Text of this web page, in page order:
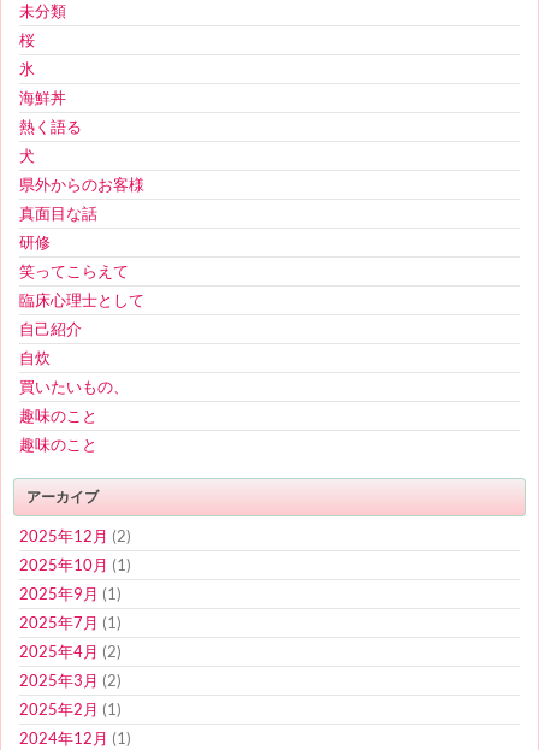
未分類
桜
氷
海鮮丼
熱く語る
犬
県外からのお客様
真面目な話
研修
笑ってこらえて
臨床心理士として
自己紹介
自炊
買いたいもの、
趣味のこと
趣味のこと
アーカイブ
2025年12月 (2)
2025年10月 (1)
2025年9月 (1)
2025年7月 (1)
2025年4月 (2)
2025年3月 (2)
2025年2月 (1)
2024年12月 (1)